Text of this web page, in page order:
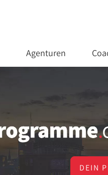
Agenturen
DEIN